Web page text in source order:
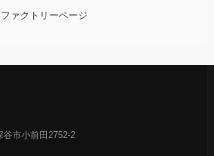
ァクトリーページ
谷市小前田2752-2